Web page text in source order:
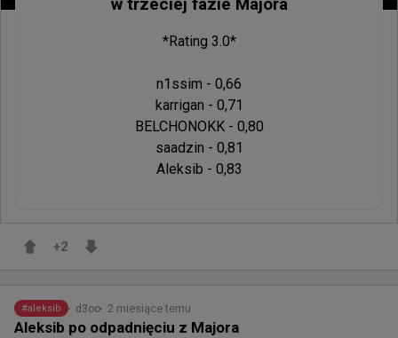
w trzeciej fazie Majora
*Rating 3.0*
n1ssim - 0,66
karrigan - 0,71
BELCHONOKK - 0,80
saadzin - 0,81
+2
#aleksib d3oo 2 miesiące temu
Aleksib po odpadnięciu z Majora